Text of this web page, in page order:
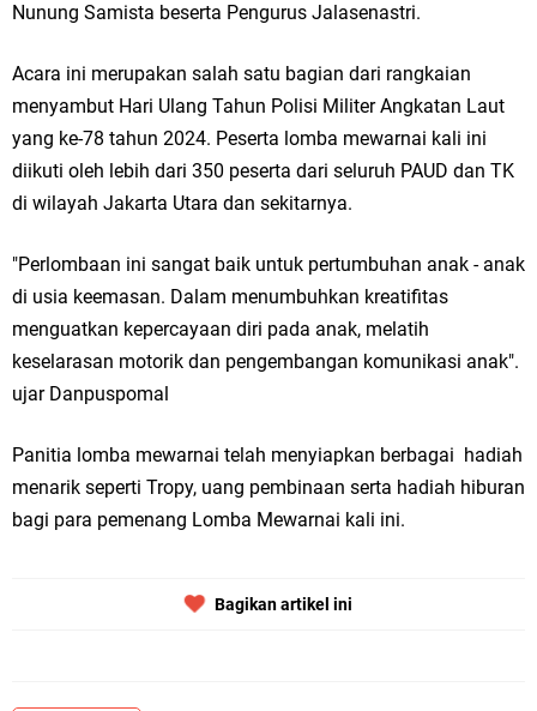
Nunung Samista beserta Pengurus Jalasenastri.
Acara ini merupakan salah satu bagian dari rangkaian
menyambut Hari Ulang Tahun Polisi Militer Angkatan Laut
yang ke-78 tahun 2024. Peserta lomba mewarnai kali ini
diikuti oleh lebih dari 350 peserta dari seluruh PAUD dan TK
di wilayah Jakarta Utara dan sekitarnya.
"Perlombaan ini sangat baik untuk pertumbuhan anak - anak
di usia keemasan. Dalam menumbuhkan kreatifitas
menguatkan kepercayaan diri pada anak, melatih
keselarasan motorik dan pengembangan komunikasi anak".
ujar Danpuspomal
Panitia lomba mewarnai telah menyiapkan berbagai hadiah
menarik seperti Tropy, uang pembinaan serta hadiah hiburan
bagi para pemenang Lomba Mewarnai kali ini.
Bagikan artikel ini